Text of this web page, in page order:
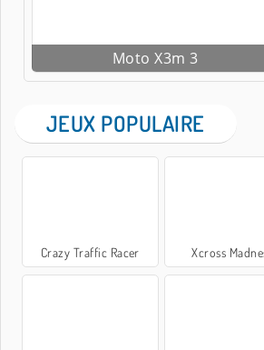
Moto X3m 3
JEUX POPULAIRE
Crazy Traffic Racer Xcross